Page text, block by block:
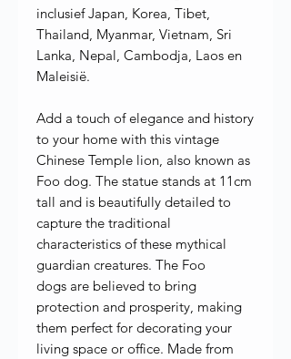
inclusief Japan, Korea, Tibet,
Thailand, Myanmar, Vietnam, Sri
Lanka, Nepal, Cambodja, Laos en
Maleisië.
Add a touch of elegance and history
to your home with this vintage
Chinese Temple lion, also known as
Foo dog. The statue stands at 11cm
tall and is beautifully detailed to
capture the traditional
characteristics of these mythical
guardian creatures. The Foo
dogs are believed to bring
protection and prosperity, making
them perfect for decorating your
living space or office. Made from